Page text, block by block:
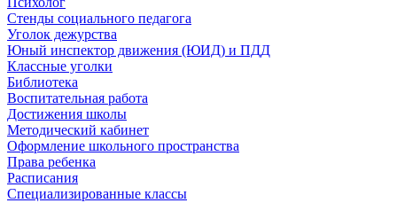
Стенды социального педагога
Уголок дежурства
Юный инспектор движения (ЮИД) и ПДД
Классные уголки
Библиотека
Воспитательная работа
Достижения школы
Методический кабинет
Оформление школьного пространства
Права ребенка
Расписания
Специализированные классы